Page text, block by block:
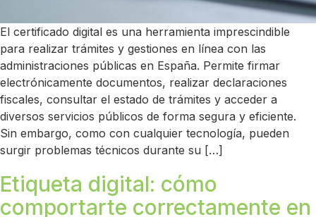
El certificado digital es una herramienta imprescindible
para realizar trámites y gestiones en línea con las
administraciones públicas en España. Permite firmar
electrónicamente documentos, realizar declaraciones
fiscales, consultar el estado de trámites y acceder a
diversos servicios públicos de forma segura y eficiente.
Sin embargo, como con cualquier tecnología, pueden
surgir problemas técnicos durante su […]
Etiqueta digital: cómo
comportarte correctamente en